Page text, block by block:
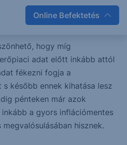
Online Befektetés
intelligencia
is segít.
hogy míg
adat előtt inkább attól
fékezni fogja a
később ennek kihatása lesz
pénteken már azok
a gyors inflációmentes
hisznek.